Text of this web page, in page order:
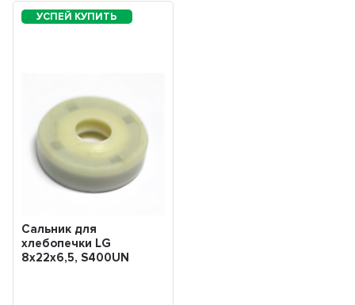
Сальник для
хлебопечки LG
8x22x6,5, S400UN